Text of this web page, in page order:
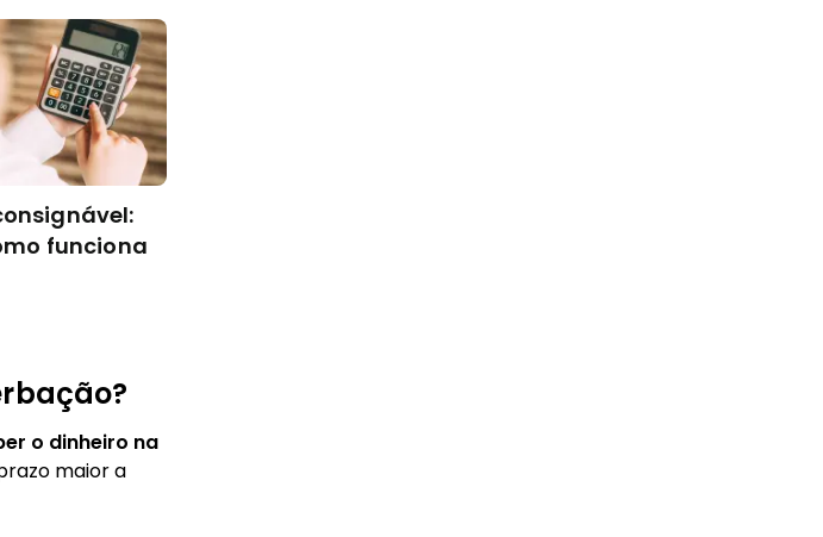
funciona
o dinheiro na
maior a